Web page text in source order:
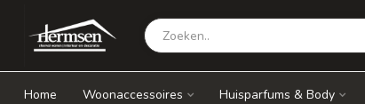
Home Woonaccessoires Huisparfums & Body